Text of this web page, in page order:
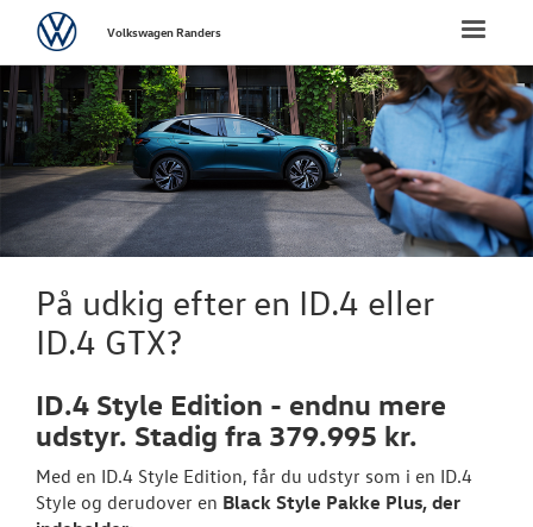
FORSIDE
NYE
Bestil
Byg din
Garanti
Toggle
VolkswagenVolkswagen Randers
På udkig efter en ID.4 eller
ID.4 GTX?
ID.4 Style Edition - endnu mere
udstyr. Stadig fra 379.995 kr.
Med en ID.4 Style Edition, får du udstyr som i en ID.4
Style og derudover en Black Style Pakke Plus, der